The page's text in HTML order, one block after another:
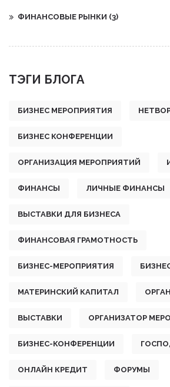
ФИНАНСОВЫЕ РЫНКИ (3)
ТЭГИ БЛОГА
БИЗНЕС МЕРОПРИЯТИЯ
БИЗНЕС КОНФЕРЕНЦИИ
ОРГАНИЗАЦИЯ МЕРОПРИЯТИЙ
ФИНАНСЫ ЛИЧНЫЕ ФИНАНСЫ
ВЫСТАВКИ ДЛЯ БИЗНЕСА
ФИНАНСОВАЯ ГРАМОТНОСТЬ
БИЗНЕС-МЕРОПРИЯТИЯ
МАТЕРИНСКИЙ КАПИТАЛ
ВЫСТАВКИ ОРГАНИЗАТОР
БИЗНЕС-КОНФЕРЕНЦИИ
ОНЛАЙН КРЕДИТ ФОРУМЫ